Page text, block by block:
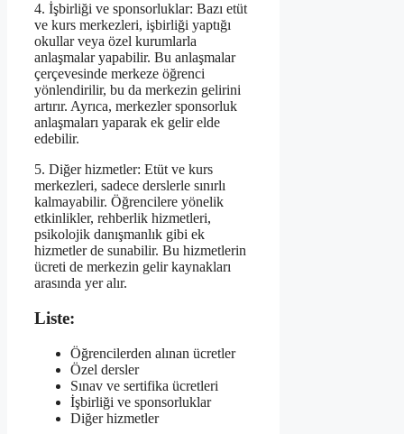
4. İşbirliği ve sponsorluklar: Bazı etüt
ve kurs merkezleri, işbirliği yaptığı
okullar veya özel kurumlarla
anlaşmalar yapabilir. Bu anlaşmalar
çerçevesinde merkeze öğrenci
yönlendirilir, bu da merkezin gelirini
artırır. Ayrıca, merkezler sponsorluk
anlaşmaları yaparak ek gelir elde
edebilir.
5. Diğer hizmetler: Etüt ve kurs
merkezleri, sadece derslerle sınırlı
kalmayabilir. Öğrencilere yönelik
etkinlikler, rehberlik hizmetleri,
psikolojik danışmanlık gibi ek
hizmetler de sunabilir. Bu hizmetlerin
ücreti de merkezin gelir kaynakları
arasında yer alır.
Liste:
Öğrencilerden alınan ücretler
Özel dersler
Sınav ve sertifika ücretleri
İşbirliği ve sponsorluklar
Diğer hizmetler